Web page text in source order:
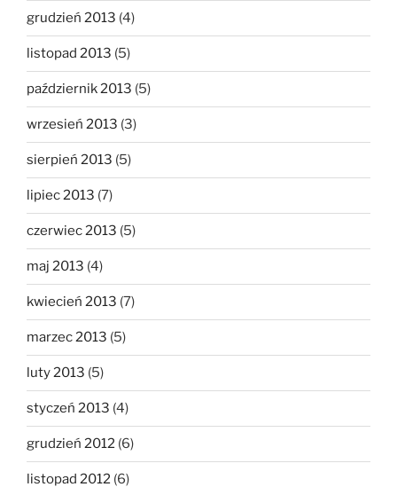
grudzień 2013 (4)
listopad 2013 (5)
październik 2013 (5)
wrzesień 2013 (3)
sierpień 2013 (5)
lipiec 2013 (7)
czerwiec 2013 (5)
maj 2013 (4)
kwiecień 2013 (7)
marzec 2013 (5)
luty 2013 (5)
styczeń 2013 (4)
grudzień 2012 (6)
listopad 2012 (6)